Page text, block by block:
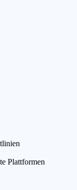
Plattformen